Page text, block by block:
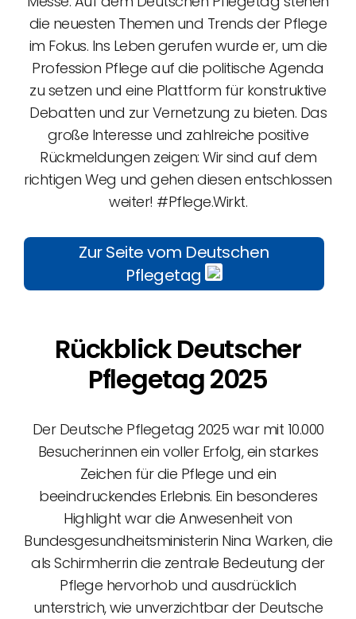
die neuesten Themen und Trends der Pflege
im Fokus. Ins Leben gerufen wurde er, um die
Profession Pflege auf die politische Agenda
zu setzen und eine Plattform für konstruktive
Debatten und zur Vernetzung zu bieten. Das
große Interesse und zahlreiche positive
Rückmeldungen zeigen: Wir sind auf dem
richtigen Weg und gehen diesen entschlossen
weiter! #Pflege.Wirkt.
Zur Seite vom Deutschen
Pflegetag
Rückblick Deutscher
Pflegetag 2025
Der Deutsche Pflegetag 2025 war mit 10.000
Besucher:innen ein voller Erfolg, ein starkes
Zeichen für die Pflege und ein
beeindruckendes Erlebnis. Ein besonderes
Highlight war die Anwesenheit von
Bundesgesundheitsministerin Nina Warken, die
als Schirmherrin die zentrale Bedeutung der
Pflege hervorhob und ausdrücklich
unterstrich, wie unverzichtbar der Deutsche